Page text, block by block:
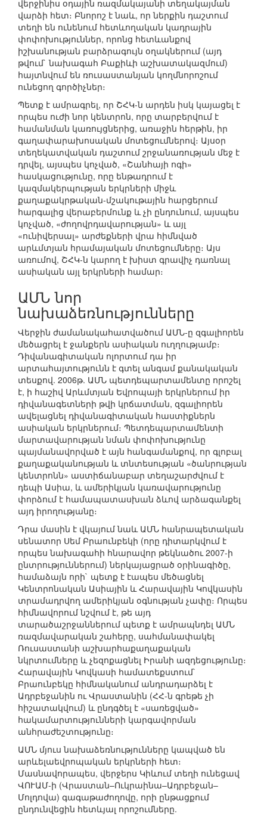
վերջինիս օդային ռազմակայանի տեղակայման
վարձի հետ։ Բնորոշ է նաև, որ ներքին դաշտում
տեղի են ունենում հետևողական կադրային
փոփոխություններ, որոնց հետևանքով
իշխանության բարձրագույն օղակներում (այդ
թվում` նախագահ Բաքիևի աշխատակազմում)
հայտնվում են ռուսաստանյան կողմնորոշում
ունեցող գործիչներ։
Պետք է ամրագրել, որ ՇՀԿ-ն արդեն իսկ կայացել է
որպես ուժի նոր կենտրոն, որը տարբերվում է
համանման կառույցներից, առաջին հերթին, իր
գաղափարախոսական մոտեցումներով։ Այսօր
տեղեկատվական դաշտում շրջանառության մեջ է
դրվել, այսպես կոչված, «Շանհայի ոգի»
հասկացությունը, որը ենթադրում է
կազմակերպության երկրների միջև
քաղաքակրթական-մշակութային հարցերում
հարգալից վերաբերմունք և չի ընդունում, այսպես
կոչված, «ժողովրդավարության» և այլ
«ունիվերսալ» արժեքների վրա հիմնված
արևմտյան հրամայական մոտեցումները։ Այս
առումով, ՇՀԿ-ն կարող է խիստ գրավիչ դառնալ
ասիական այլ երկրների համար։
ԱՄՆ նոր
նախաձեռնությունները
Վերջին ժամանակահատվածում ԱՄՆ-ը զգալիորեն
մեծացրել է ջանքերն ասիական ուղղությամբ։
Դիվանագիտական ոլորտում դա իր
արտահայտությունն է գտել անգամ քանակական
տեսքով. 2006թ. ԱՄՆ պետդեպարտամենտը որոշել
է, ի հաշիվ Արևմտյան Եվրոպայի երկրներում իր
դիվանագետների թվի կրճատման, զգալիորեն
ավելացնել դիվանագիտական հաստիքներն
ասիական երկրներում։ Պետդեպարտամենտի
մարտավարության նման փոփոխությունը
պայմանավորված է այն հանգամանքով, որ գլոբալ
քաղաքականության և տնտեսության «ծանրության
կենտրոնն» աստիճանաբար տեղաշարժվում է
դեպի Ասիա, և ամերիկյան կառավարությունը
փորձում է համապատասխան ձևով արձագանքել
այդ իրողությանը։
Դրա մասին է վկայում նաև ԱՄՆ հանրապետական
սենատոր Սեմ Բրաունբեկի (որը դիտարկվում է
որպես նախագահի հնարավոր թեկնածու 2007-ի
ընտրություններում) ներկայացրած օրինագիծը,
համաձայն որի` պետք է էապես մեծացնել
Կենտրոնական Ասիային և Հարավային Կովկասին
տրամադրվող ամերիկյան օգնության չափը։ Որպես
հիմնավորում նշվում է, թե այդ
տարածաշրջաններում պետք է ամրապնդել ԱՄՆ
ռազմավարական շահերը, սահմանափակել
Ռուսաստանի աշխարհաքաղաքական
նկրտումները և չեզոքացնել Իրանի ազդեցությունը։
Հարավային Կովկասի համատեքստում`
Բրաունբեկը հիմնականում անդրադարձել է
Ադրբեջանին ու Վրաստանին (ՀՀ-ն գրեթե չի
հիշատակվում) և ընդգծել է «սառեցված»
հակամարտությունների կարգավորման
անհրաժեշտությունը։
ԱՄՆ մյուս նախաձեռնությունները կապված են
արևելաեվրոպական երկրների հետ։
Մասնավորապես, վերջերս Կիևում տեղի ունեցավ
ՎՈՒԱՄ-ի (Վրաստան–Ուկրաինա–Ադրբեջան–
Մոլդովա) գագաթաժողովը, որի ընթացքում
ընդունվեցին հետևյալ որոշումները.